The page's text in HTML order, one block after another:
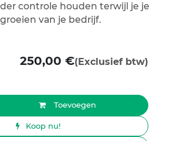
controle houden terwijl je je
van je bedrijf.
Toevoegen
Koop nu!
250,00 €(Exclusief btw)